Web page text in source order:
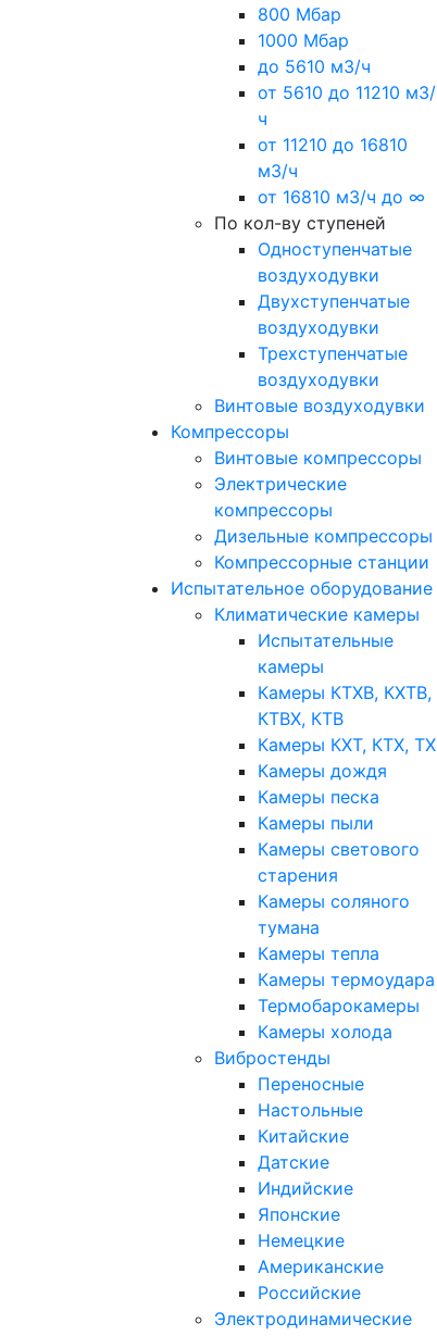
800 Мбар
1000 Мбар
до 5610 м3/ч
от 5610 до 11210 м3/
ч
от 11210 до 16810
м3/ч
от 16810 м3/ч до ∞
По кол-ву ступеней
Одноступенчатые
воздуходувки
Двухступенчатые
воздуходувки
Трехступенчатые
воздуходувки
Винтовые воздуходувки
Компрессоры
Винтовые компрессоры
Электрические
компрессоры
Дизельные компрессоры
Компрессорные станции
Испытательное оборудование
Климатические камеры
Испытательные
камеры
Камеры КТХВ, КХТВ,
КТВХ, КТВ
Камеры КХТ, КТХ, ТХ
Камеры дождя
Камеры песка
Камеры пыли
Камеры светового
старения
Камеры соляного
тумана
Камеры тепла
Камеры термоудара
Термобарокамеры
Камеры холода
Вибростенды
Переносные
Настольные
Китайские
Датские
Индийские
Японские
Немецкие
Американские
Российские
Электродинамические